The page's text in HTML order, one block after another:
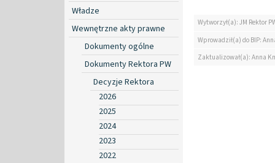
Władze
Wewnętrzne akty prawne
Dokumenty ogólne
Dokumenty Rektora PW
Decyzje Rektora
2026
2025
2024
2023
2022
Wytworzył(a): JM Rektor
Wprowadził(a) do BIP:
Zaktualizował(a): Anna